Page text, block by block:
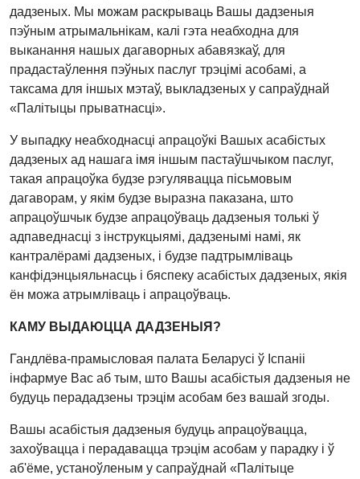
дадзеных. Мы можам раскрываць Вашы дадзеныя
пэўным атрымальнікам, калі гэта неабходна для
выканання нашых дагаворных абавязкаў, для
прадастаўлення пэўных паслуг трэцімі асобамі, а
таксама для іншых мэтаў, выкладзеных у сапраўднай
«Палітыцы прыватнасці».
У выпадку неабходнасці апрацоўкі Вашых асабістых
дадзеных ад нашага імя іншым пастаўшчыком паслуг,
такая апрацоўка будзе рэгулявацца пісьмовым
дагаворам, у якім будзе выразна паказана, што
апрацоўшчык будзе апрацоўваць дадзеныя толькі ў
адпаведнасці з інструкцыямі, дадзенымі намі, як
кантралёрамі дадзеных, і будзе падтрымліваць
канфідэнцыяльнасць і бяспеку асабістых дадзеных, якія
ён можа атрымліваць і апрацоўваць.
КАМУ ВЫДАЮЦЦА ДАДЗЕНЫЯ?
Гандлёва-прамысловая палата Беларусі ў Іспаніі
інфармуе Вас аб тым, што Вашы асабістыя дадзеныя не
будуць перададзены трэцім асобам без вашай згоды.
Вашы асабістыя дадзеныя будуць апрацоўвацца,
захоўвацца і перадавацца трэцім асобам у парадку і ў
аб'ёме, устаноўленым у сапраўднай «Палітыце